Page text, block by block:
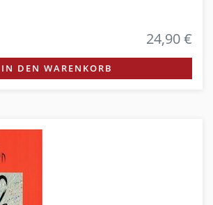
24,90 €
IN DEN WARENKORB